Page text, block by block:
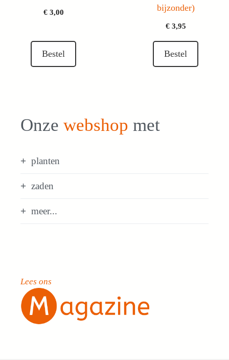
€3,00
Bestel
bijzonder)
€3,95
Bestel
Onze webshop met
planten
zaden
meer...
Lees ons